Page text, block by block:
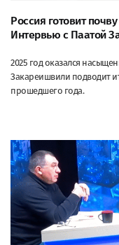
Россия готовит
Интервью с Паатой
2025 год оказался
Закареишвили подводит
прошедшего года.